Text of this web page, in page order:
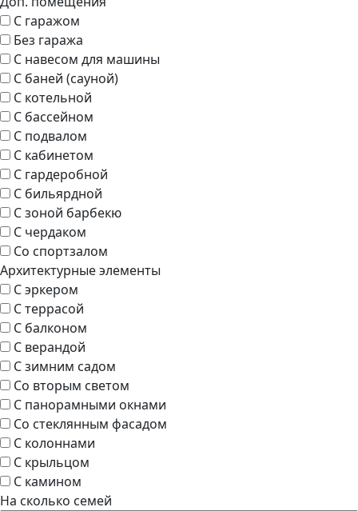
С гаражом
Без гаража
С навесом для машины
С баней (сауной)
С котельной
С бассейном
С подвалом
С кабинетом
С гардеробной
С бильярдной
С зоной барбекю
С чердаком
Со спортзалом
Архитектурные элементы
С эркером
С террасой
С балконом
С верандой
С зимним садом
Со вторым светом
С панорамными окнами
Со стеклянным фасадом
С колоннами
С крыльцом
С камином
На сколько семей